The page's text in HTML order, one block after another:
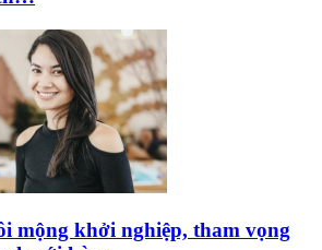
mộng khởi nghiệp, tham vọng